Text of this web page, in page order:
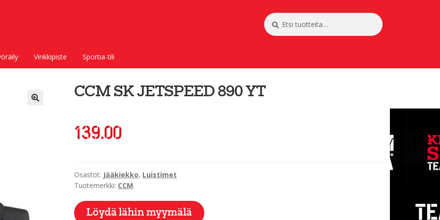
Etsi:
Haku
Vinkkipiste Sportia-tili
CCM SK JETSPEED 890 YT
139.00
Osastot: Jääkiekko, Luistimet
Tuotemerkki: CCM
Löydä lähin myymälä